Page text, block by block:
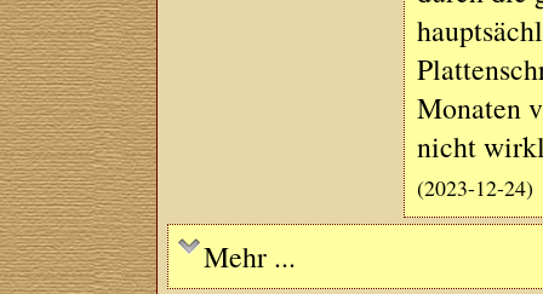
Monaten
nicht
(2023-12-24)
Mehr ...